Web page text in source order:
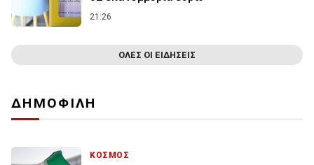
21:26
ΟΛΕΣ ΟΙ ΕΙΔΗΣΕΙΣ
ΔΗΜΟΦΙΛΗ
ΚΟΣΜΟΣ